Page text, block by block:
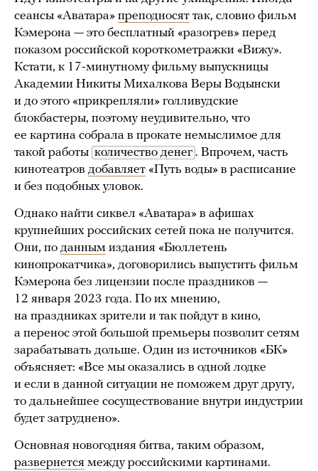
сеансы «Аватара» преподносят так, словно фильм
Кэмерона — это бесплатный «разогрев» перед
показом российской короткометражки «Вижу».
Кстати, к 17-минутному фильму выпускницы
Академии Никиты Михалкова Веры Водынски
и до этого «прикрепляли» голливудские
блокбастеры, поэтому неудивительно, что
ее картина собрала в прокате немыслимое для
такой работы количество денег . Впрочем, часть
кинотеатров добавляет «Путь воды» в расписание
и без подобных уловок.
Однако найти сиквел «Аватара» в афишах
крупнейших российских сетей пока не получится.
Они, по данным издания «Бюллетень
кинопрокатчика», договорились выпустить фильм
Кэмерона без лицензии после праздников —
12 января 2023 года. По их мнению,
на праздниках зрители и так пойдут в кино,
а перенос этой большой премьеры позволит сетям
зарабатывать дольше. Один из источников «БК»
объясняет: «Все мы оказались в одной лодке
и если в данной ситуации не поможем друг другу,
то дальнейшее сосуществование внутри индустрии
будет затруднено».
Основная новогодняя битва, таким образом,
развернется между российскими картинами.